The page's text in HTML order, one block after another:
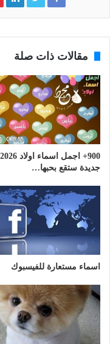
مقالات ذات صلة
900+ اجمل اسماء اولاد 2026
جديدة ستقع بحبها…
اسماء مستعارة للفيسبوك